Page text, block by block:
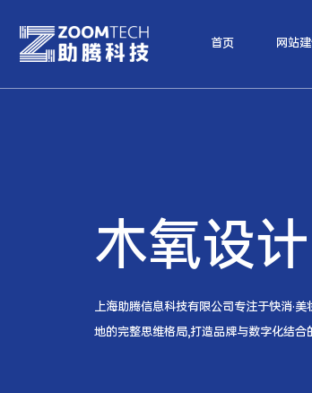
首页 网站
木氧设计
上海助腾信息科技有限公司专注于快消·
地的完整思维格局,打造品牌与数字化结合